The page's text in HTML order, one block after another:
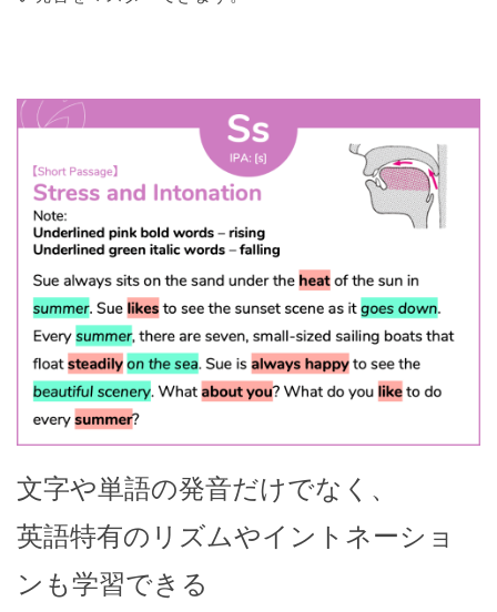
文字や単語の発音だけでなく、
英語特有のリズムやイントネーショ
ンも学習できる